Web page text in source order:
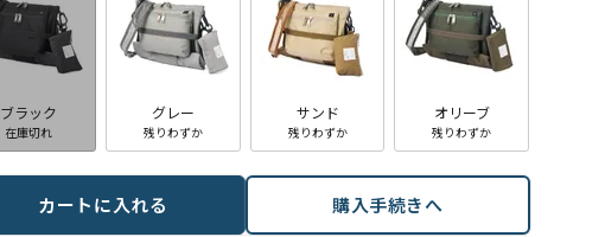
ブラック
在庫切れ
グレー
残りわずか
サンド
残りわずか
オリーブ
残りわずか
カートに入れる 購入手続きへ